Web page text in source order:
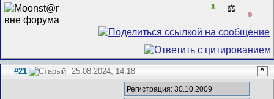
1 ⚖️
0
#21 25.08.2024, 14:18 ^
Регистрация: 30.10.2009